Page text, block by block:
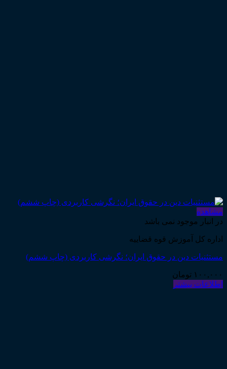
مشاهده
در انبار موجود نمی باشد
اداره کل آموزش قوه قضاییه
مستثنیات دین در حقوق ایران؛ نگرشی کاربردی (چاپ ششم)
۱۰۰,۰۰۰ تومان
اطلاعات بیشتر